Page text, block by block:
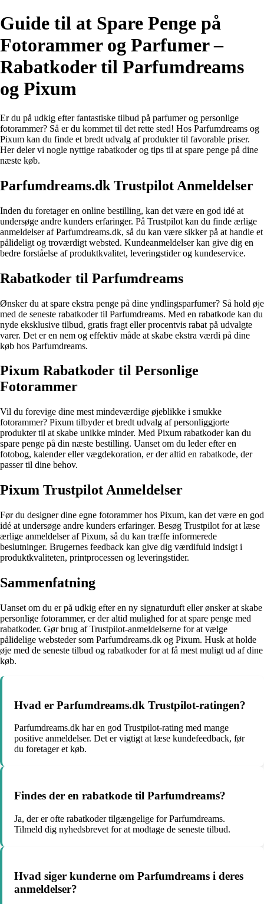
Guide til at Spare Penge på
Fotorammer og Parfumer –
Rabatkoder til Parfumdreams
og Pixum
Er du på udkig efter fantastiske tilbud på parfumer og personlige
fotorammer? Så er du kommet til det rette sted! Hos Parfumdreams og
Pixum kan du finde et bredt udvalg af produkter til favorable priser.
Her deler vi nogle nyttige rabatkoder og tips til at spare penge på dine
næste køb.
Parfumdreams.dk Trustpilot Anmeldelser
Inden du foretager en online bestilling, kan det være en god idé at
undersøge andre kunders erfaringer. På Trustpilot kan du finde ærlige
anmeldelser af Parfumdreams.dk, så du kan være sikker på at handle et
pålideligt og troværdigt websted. Kundeanmeldelser kan give dig en
bedre forståelse af produktkvalitet, leveringstider og kundeservice.
Rabatkoder til Parfumdreams
Ønsker du at spare ekstra penge på dine yndlingsparfumer? Så hold øje
med de seneste rabatkoder til Parfumdreams. Med en rabatkode kan du
nyde eksklusive tilbud, gratis fragt eller procentvis rabat på udvalgte
varer. Det er en nem og effektiv måde at skabe ekstra værdi på dine
køb hos Parfumdreams.
Pixum Rabatkoder til Personlige
Fotorammer
Vil du forevige dine mest mindeværdige øjeblikke i smukke
fotorammer? Pixum tilbyder et bredt udvalg af personliggjorte
produkter til at skabe unikke minder. Med Pixum rabatkoder kan du
spare penge på din næste bestilling. Uanset om du leder efter en
fotobog, kalender eller vægdekoration, er der altid en rabatkode, der
passer til dine behov.
Pixum Trustpilot Anmeldelser
Før du designer dine egne fotorammer hos Pixum, kan det være en god
idé at undersøge andre kunders erfaringer. Besøg Trustpilot for at læse
ærlige anmeldelser af Pixum, så du kan træffe informerede
beslutninger. Brugernes feedback kan give dig værdifuld indsigt i
produktkvaliteten, printprocessen og leveringstider.
Sammenfatning
Uanset om du er på udkig efter en ny signaturduft eller ønsker at skabe
personlige fotorammer, er der altid mulighed for at spare penge med
rabatkoder. Gør brug af Trustpilot-anmeldelserne for at vælge
pålidelige websteder som Parfumdreams.dk og Pixum. Husk at holde
øje med de seneste tilbud og rabatkoder for at få mest muligt ud af dine
køb.
Hvad er Parfumdreams.dk Trustpilot-ratingen?
Parfumdreams.dk har en god Trustpilot-rating med mange
positive anmeldelser. Det er vigtigt at læse kundefeedback, før
du foretager et køb.
Findes der en rabatkode til Parfumdreams?
Ja, der er ofte rabatkoder tilgængelige for Parfumdreams.
Tilmeld dig nyhedsbrevet for at modtage de seneste tilbud.
Hvad siger kunderne om Parfumdreams i deres
anmeldelser?